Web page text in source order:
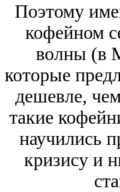
Поэтому
кофейном
волны (в
которые
дешевле,
такие
научились
кризису и